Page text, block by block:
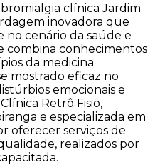
clínica Jardim
inovadora que
cenário da saúde e
combina conhecimentos
da medicina
mostrado eficaz no
emocionais e
Retrô Fisio,
e especializada em
oferecer serviços de
realizados por